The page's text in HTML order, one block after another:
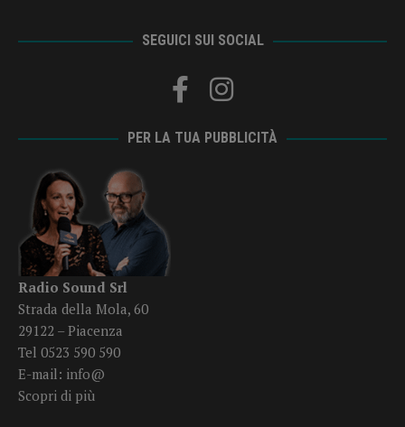
SEGUICI SUI SOCIAL
PER LA TUA PUBBLICITÀ
Radio Sound Srl
Strada della Mola, 60
29122 – Piacenza
Tel 0523 590 590
E-mail: info@
Scopri di più